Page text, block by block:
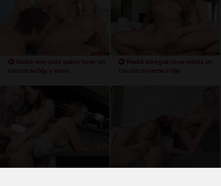
Madre muy puta quiere hacer un
trio con su hija y yerno
Madre bien guarra se monta un
trio con su yerno e hija